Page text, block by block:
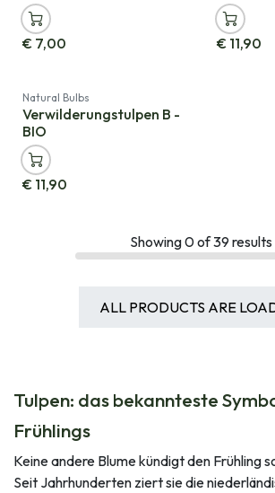
€ 7,00 € 11,90
Natural Bulbs
Verwilderungstulpen B -
BIO
€ 11,90
Showing0of39 results
ALL PRODUCTS ARE
Tulpen: das bekannteste
Frühlings
Keine andere Blume kündigt den Frühling
Seit Jahrhunderten ziert sie die